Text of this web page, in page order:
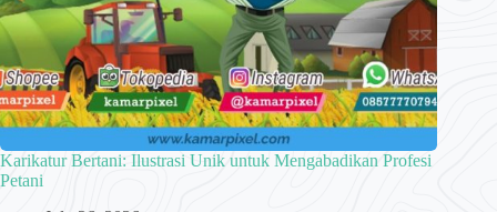
Karikatur Bertani: Ilustrasi Unik untuk Mengabadikan Profesi
Petani